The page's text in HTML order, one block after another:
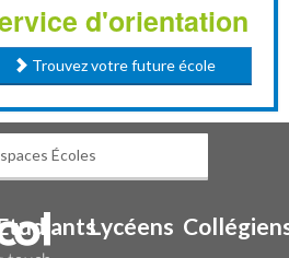
d'orientation
Trouvez votre future école
Écoles
Lycéens